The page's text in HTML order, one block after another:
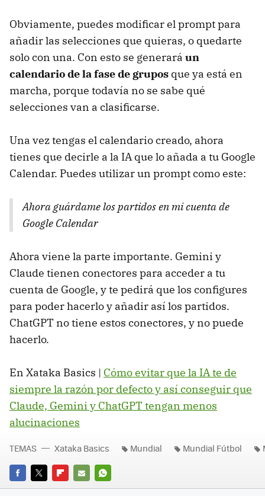
Obviamente, puedes modificar el prompt para
añadir las selecciones que quieras, o quedarte
solo con una. Con esto se generará un
calendario de la fase de grupos que ya está en
marcha, porque todavía no se sabe qué
selecciones van a clasificarse.
Una vez tengas el calendario creado, ahora
tienes que decirle a la IA que lo añada a tu Google
Calendar. Puedes utilizar un prompt como este:
Ahora guárdame los partidos en mi cuenta de
Google Calendar
Ahora viene la parte importante. Gemini y
Claude tienen conectores para acceder a tu
cuenta de Google, y te pedirá que los configures
para poder hacerlo y añadir así los partidos.
ChatGPT no tiene estos conectores, y no puede
hacerlo.
En Xataka Basics | Cómo evitar que la IA te de
siempre la razón por defecto y así conseguir que
Claude, Gemini y ChatGPT tengan menos
alucinaciones
FACEBOOK
TWITTERFLIPBOARD
E-
WHATSAPP
TEMAS Xataka Basics Mundial Mundial Fútbol